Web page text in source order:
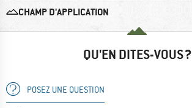
CHAMP D'APPLICATION
QU'EN DITES-VOUS ?
POSEZ UNE QUESTION